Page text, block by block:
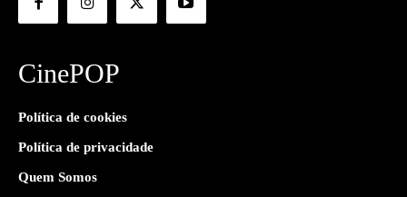
CinePOP
Política de cookies
Política de privacidade
Quem Somos